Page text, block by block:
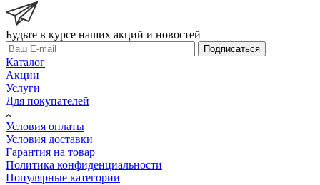
Будьте в курсе наших акций и новостей
Подписаться
Каталог
Акции
Услуги
Для покупателей
Условия оплаты
Условия доставки
Гарантия на товар
Политика конфиденциальности
Популярные категории